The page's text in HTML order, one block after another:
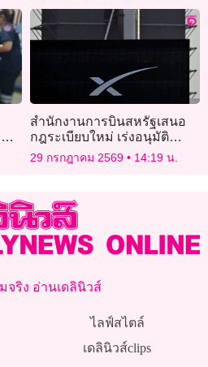
สำนักงานการบินสหรัฐเสนอ
กฎระเบียบใหม่ เร่งอนุมัติ
ภารกิจอวกาศเชิงพาณิชย์
29 กรกฎาคม 2569 14:19 น.
จริง อ่านเดลินิวส์
ไลฟ์สไตล์
เดลินิวส์clips